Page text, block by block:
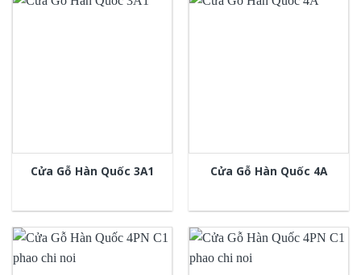
Cửa Gỗ Hàn Quốc 3A1 Cửa Gỗ Hàn Quốc 4A